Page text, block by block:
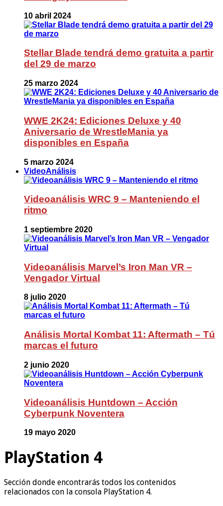
10 abril 2024
Stellar Blade tendrá demo gratuita a partir
del 29 de marzo
25 marzo 2024
WWE 2K24: Ediciones Deluxe y 40
Aniversario de WrestleMania ya
disponibles en España
5 marzo 2024
VideoAnálisis
Videoanálisis WRC 9 – Manteniendo el
ritmo
1 septiembre 2020
Videoanálisis Marvel’s Iron Man VR –
Vengador Virtual
8 julio 2020
Análisis Mortal Kombat 11: Aftermath – Tú
marcas el futuro
2 junio 2020
Videoanálisis Huntdown – Acción
Cyberpunk Noventera
19 mayo 2020
PlayStation 4
Sección donde encontrarás todos los contenidos
relacionados con la consola PlayStation 4.